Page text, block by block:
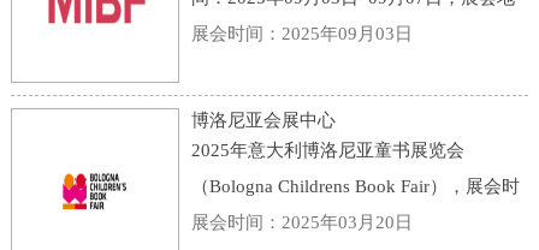
点：俄罗斯-莫斯科-119 Prospekt Mira,
LITERATURA PUBLI
展会时间：2025年09月03日
博洛尼亚会展中心
2025年意大利博洛尼亚童书展览会
（Bologna Childrens Book Fair），展会时
间：2025年03月31日~04月03日，展会地
展会时间：2025年03月20日